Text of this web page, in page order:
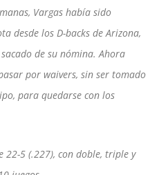
Vargas había sido
desde los D-backs de Arizona,
de su nómina. Ahora
por waivers, sin ser tomado
para quedarse con los
22-5 (.227), con doble, triple y